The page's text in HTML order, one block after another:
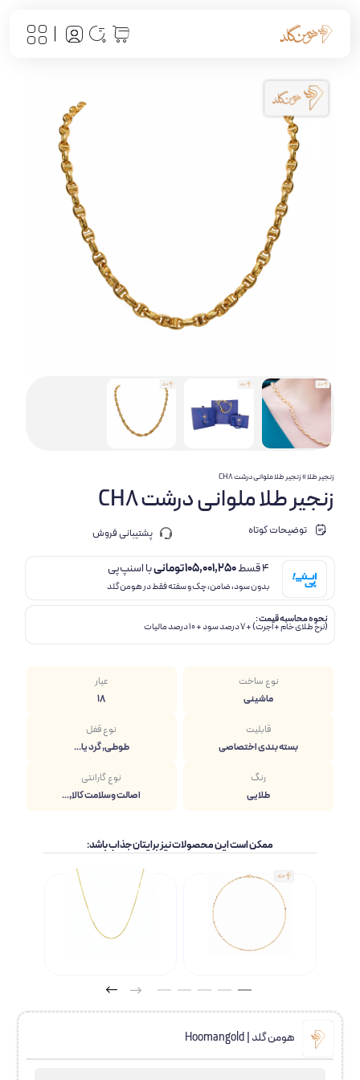
زنجیر طلا»زنجیر طلا ملوانی درشت CH8
زنجیر طلا ملوانی درشت CH8
توضیحات کوتاه پشتیبانی فروش
4 قسط 105,001,250تومانیبا اسنپ‌پی
بدون سود، ضامن، چک و سفته فقط در هومن گلد
نحوه محاسبه قیمت :
(نرخ طلای خام + اجرت) + 7 درصد سود + 10 درصد مالیات
نوع ساخت
ماشینی
عیار
18
قابلیت
بسته بندی اختصاصی
نوع قفل
طوطی, گرد یا...
رنگ
طلایی
نوع گارانتی
اصالت وسلامت کالا,...
ممکن است این محصولات نیز برایتان جذاب باشد:
هومن گلد | Hoomangold